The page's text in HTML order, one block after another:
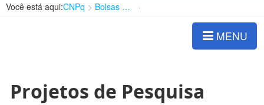
Você está aqui:CNPq Bolsas e Auxílios Vigentes
MENU
Projetos de Pesquisa